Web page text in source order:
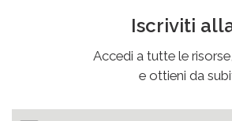
Iscriviti
Accedi a tutte le
e ottieni da